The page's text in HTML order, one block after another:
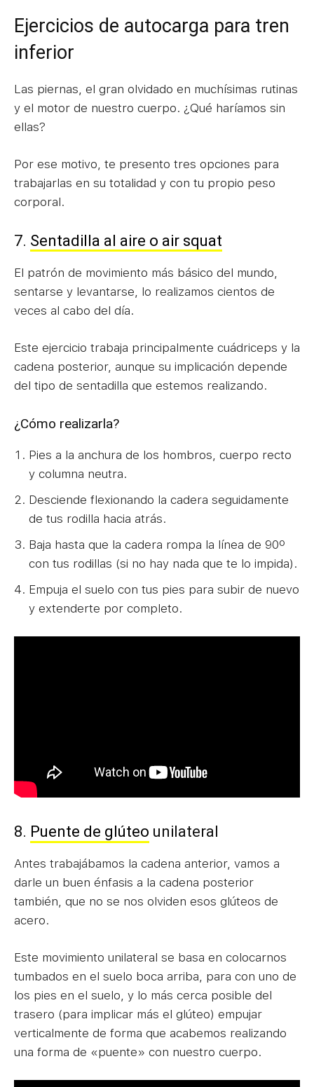
Ejercicios de autocarga para tren
inferior
Las piernas, el gran olvidado en muchísimas rutinas
y el motor de nuestro cuerpo. ¿Qué haríamos sin
ellas?
Por ese motivo, te presento tres opciones para
trabajarlas en su totalidad y con tu propio peso
corporal.
7. Sentadilla al aire o air squat
El patrón de movimiento más básico del mundo,
sentarse y levantarse, lo realizamos cientos de
veces al cabo del día.
Este ejercicio trabaja principalmente cuádriceps y la
cadena posterior, aunque su implicación depende
del tipo de sentadilla que estemos realizando.
¿Cómo realizarla?
Pies a la anchura de los hombros, cuerpo recto
y columna neutra.
Desciende flexionando la cadera seguidamente
de tus rodilla hacia atrás.
Baja hasta que la cadera rompa la línea de 90º
con tus rodillas (si no hay nada que te lo impida).
Empuja el suelo con tus pies para subir de nuevo
y extenderte por completo.
8. Puente de glúteo unilateral
Antes trabajábamos la cadena anterior, vamos a
darle un buen énfasis a la cadena posterior
también, que no se nos olviden esos glúteos de
acero.
Este movimiento unilateral se basa en colocarnos
tumbados en el suelo boca arriba, para con uno de
los pies en el suelo, y lo más cerca posible del
trasero (para implicar más el glúteo) empujar
verticalmente de forma que acabemos realizando
una forma de «puente» con nuestro cuerpo.